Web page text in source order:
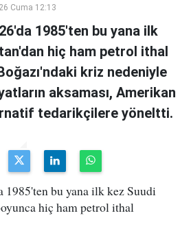
Cuma 12:13
1985'ten bu yana ilk
hiç ham petrol ithal
kriz nedeniyle
aksaması, Amerikan
tedarikçilere yöneltti.
1985'ten bu yana ilk kez Suudi
hiç ham petrol ithal